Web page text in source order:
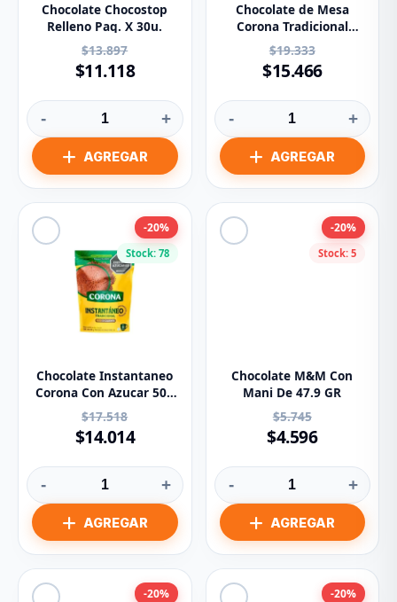
Chocolate Chocostop
Relleno Paq. X 30u.
$13.897
$11.118
- +
Chocolate de Mesa
Corona Tradicional
Pastillas x450g
$19.333
$15.466
- +
Stock: 78
-20%
Chocolate Instantaneo
Corona Con Azucar 500
g
$17.518
$14.014
- +
Stock: 5
-20%
Chocolate M&M Con
Mani De 47.9 GR
$5.745
$4.596
- +
-20% -20%